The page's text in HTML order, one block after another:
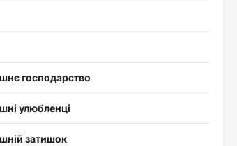
господарство
улюбленці
затишок